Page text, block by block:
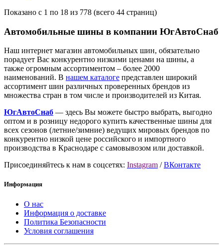
Показано с 1 по 18 из 778 (всего 44 страниц)
Автомобильные шины в компании ЮгАвтоСнаб
Наш интернет магазин автомобильных шин, обязательно
порадует Вас конкурентно низкими ценами на шины, а
также огромным ассортиментом – более 2000
наименований. В нашем каталоге представлен широкий
ассортимент шин различных проверенных брендов из
множества стран в том числе и производителей из Китая.
ЮгАвтоСнаб — здесь Вы можете быстро выбрать, выгодно
оптом и в розницу недорого купить качественные шины для
всех сезонов (летние/зимние) ведущих мировых брендов по
конкурентно низкой цене российского и импортного
производства в Краснодаре с самовывозом или доставкой.
Присоединяйтесь к нам в соцсетях: Instagram /ВКонтакте
Информация
О нас
Информация о доставке
Политика Безопасности
Условия соглашения